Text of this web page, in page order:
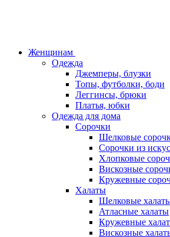
Женщинам
Одежда
Джемперы, блузки
Топы, футболки, боди
Леггинсы, брюки
Платья, юбки
Одежда для дома
Сорочки
Шелковые
Сорочки из
Хлопковые
Вискозные
Кружевные
Халаты
Шелковые
Атласные халаты
Кружевные
Вискозные